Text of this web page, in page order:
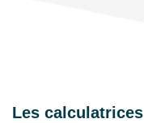
Les calculatrices